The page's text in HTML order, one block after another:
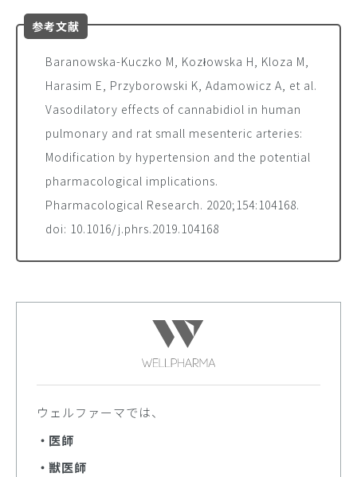
参考文献
Baranowska-Kuczko M, Kozłowska H, Kloza M,
Harasim E, Przyborowski K, Adamowicz A, et al.
Vasodilatory effects of cannabidiol in human
pulmonary and rat small mesenteric arteries:
Modification by hypertension and the potential
pharmacological implications.
Pharmacological Research. 2020;154:104168.
doi: 10.1016/j.phrs.2019.104168
ウェルファーマでは、
医師
獣医師